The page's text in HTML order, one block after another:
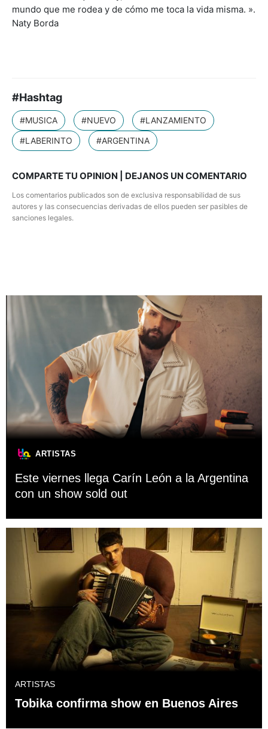
mundo que me rodea y de cómo me toca la vida misma. ».
Naty Borda
#Hashtag
#MUSICA #NUEVO
#LANZAMIENTO
#LABERINTO
#ARGENTINA
COMPARTE TU OPINION | DEJANOS UN COMENTARIO
Los comentarios publicados son de exclusiva responsabilidad de sus
autores y las consecuencias derivadas de ellos pueden ser pasibles de
sanciones legales.
ARTISTAS
Este viernes llega Carín León a la Argentina
con un show sold out
ARTISTAS
Tobika confirma show en Buenos Aires